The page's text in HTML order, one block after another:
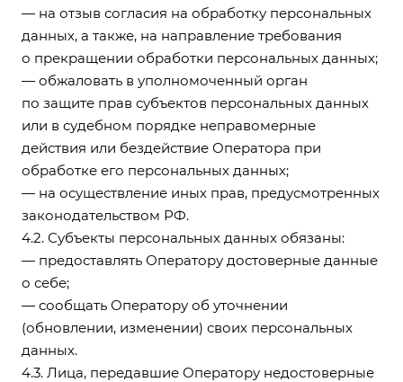
— на отзыв согласия на обработку персональных
данных, а также, на направление требования
о прекращении обработки персональных данных;
— обжаловать в уполномоченный орган
по защите прав субъектов персональных данных
или в судебном порядке неправомерные
действия или бездействие Оператора при
обработке его персональных данных;
— на осуществление иных прав, предусмотренных
законодательством РФ.
4.2. Субъекты персональных данных обязаны:
— предоставлять Оператору достоверные данные
о себе;
— сообщать Оператору об уточнении
(обновлении, изменении) своих персональных
данных.
4.3. Лица, передавшие Оператору недостоверные